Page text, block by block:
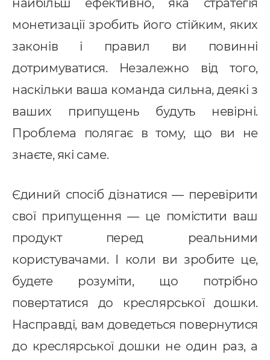
найбільш ефективно, яка стратегія
монетизації зробить його стійким, яких
законів і правил ви повинні
дотримуватися. Незалежно від того,
наскільки ваша команда сильна, деякі з
ваших припущень будуть невірні.
Проблема полягає в тому, що ви не
знаєте, які саме.
Єдиний спосіб дізнатися — перевірити
свої припущення — це помістити ваш
продукт перед реальними
користувачами. І коли ви зробите це,
будете розуміти, що потрібно
повертатися до креслярської дошки.
Насправді, вам доведеться повернутися
до креслярської дошки не один раз, а